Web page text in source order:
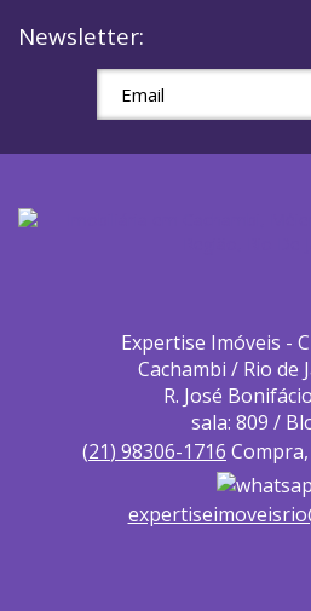
Newsletter:
Expertise Imóveis -
Cachambi / Rio de
R. José
sala: 809 /
(21) 98306-1716